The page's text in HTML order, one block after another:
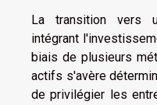
La transition vers
intégrant
biais de plusieurs
actifs s'avère
de privilégier les